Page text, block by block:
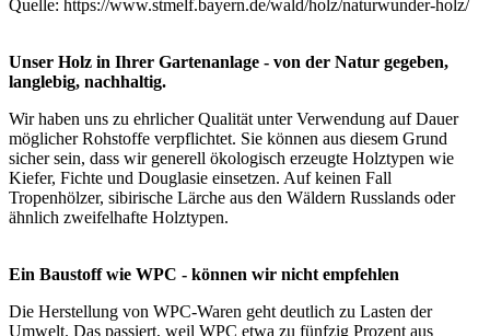
Quelle: https://www.stmelf.bayern.de/wald/holz/naturwunder-holz/
Unser Holz in Ihrer Gartenanlage - von der Natur gegeben,
langlebig, nachhaltig.
Wir haben uns zu ehrlicher Qualität unter Verwendung auf Dauer
möglicher Rohstoffe verpflichtet. Sie können aus diesem Grund
sicher sein, dass wir generell ökologisch erzeugte Holztypen wie
Kiefer, Fichte und Douglasie einsetzen. Auf keinen Fall
Tropenhölzer, sibirische Lärche aus den Wäldern Russlands oder
ähnlich zweifelhafte Holztypen.
Ein Baustoff wie WPC - können wir nicht empfehlen
Die Herstellung von WPC-Waren geht deutlich zu Lasten der
Umwelt. Das passiert, weil WPC etwa zu fünfzig Prozent aus